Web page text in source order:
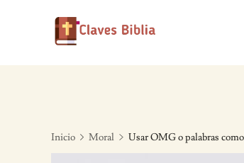
Inicio Moral Usar OMG o palabras